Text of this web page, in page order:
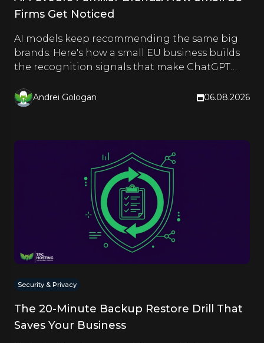
Firms Get Noticed
AI models keep recommending the same big
brands. Here's how a small EU business builds
the recognition signals that make ChatGPT
Andrei Gologan 06.08.2026
Security & Privacy
The 20-Minute Backup Restore Drill That
Saves Your Business